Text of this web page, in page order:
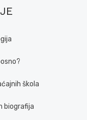
škola
biografija